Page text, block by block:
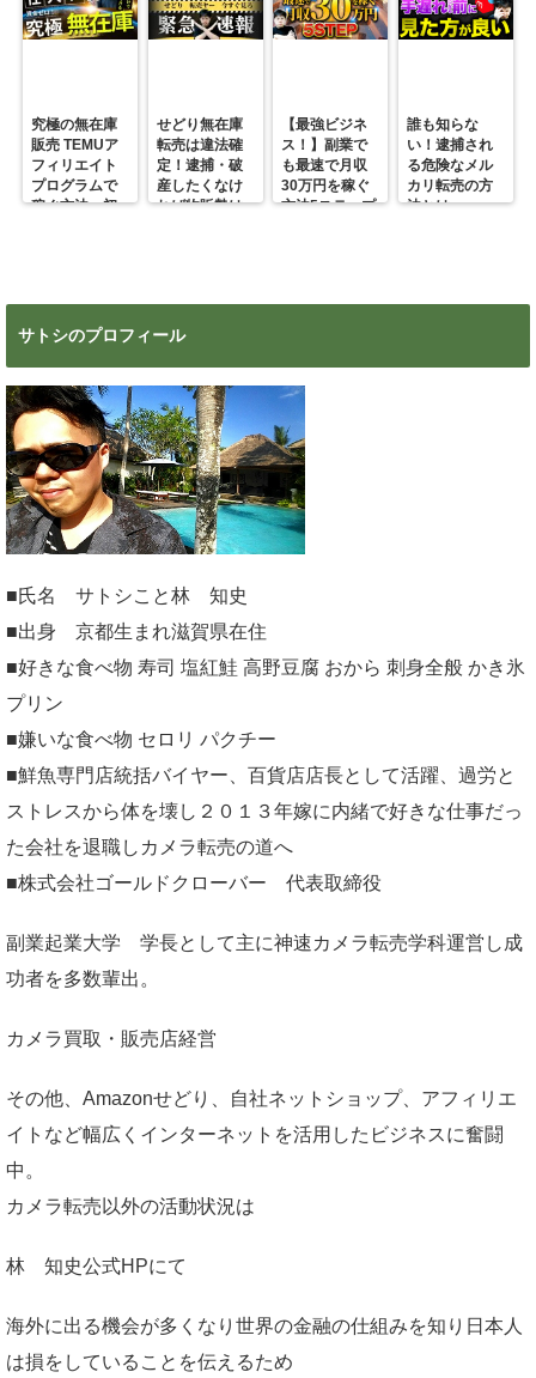
究極の無在庫
販売 TEMUア
フィリエイト
プログラムで
稼ぐ方法 初
せどり無在庫
転売は違法確
定！逮捕・破
産したくなけ
れば物販勢は
【最強ビジネ
ス！】副業で
も最速で月収
30万円を稼ぐ
方法5ステップ
誰も知らな
い！逮捕され
る危険なメル
カリ転売の方
法とは
サトシのプロフィール
■氏名 サトシこと林 知史
■出身 京都生まれ滋賀県在住
■好きな食べ物 寿司 塩紅鮭 高野豆腐 おから 刺身全般 かき氷
プリン
■嫌いな食べ物 セロリ パクチー
■鮮魚専門店統括バイヤー、百貨店店長として活躍、過労と
ストレスから体を壊し２０１３年嫁に内緒で好きな仕事だっ
た会社を退職しカメラ転売の道へ
■株式会社ゴールドクローバー 代表取締役
副業起業大学 学長として主に神速カメラ転売学科運営し成
功者を多数輩出。
カメラ買取・販売店経営
その他、Amazonせどり、自社ネットショップ、アフィリエ
イトなど幅広くインターネットを活用したビジネスに奮闘
中。
カメラ転売以外の活動状況は
林 知史公式HPにて
海外に出る機会が多くなり世界の金融の仕組みを知り日本人
は損をしていることを伝えるため